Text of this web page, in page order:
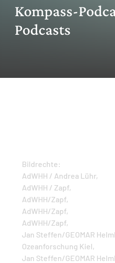
Kompass-
Podcasts
Bildrechte:
AdWHH / Andrea Lühr,
AdWHH / Zapf,
AdWHH/Zapf,
AdWHH/Zapf,
AdWHH/Zapf,
Jan Steffen/GEOMAR
Ozeanforschung Kiel,
Jan Steffen/GEOMAR